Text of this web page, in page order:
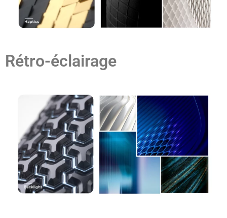
Rétro-éclairage